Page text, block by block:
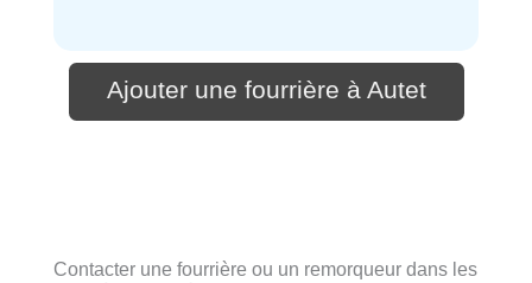
Ajouter une fourrière à Autet
Contacter une fourrière ou un remorqueur dans les